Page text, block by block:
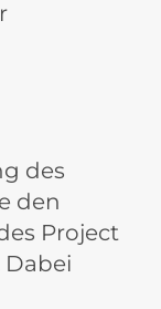
des
den
Project
Dabei